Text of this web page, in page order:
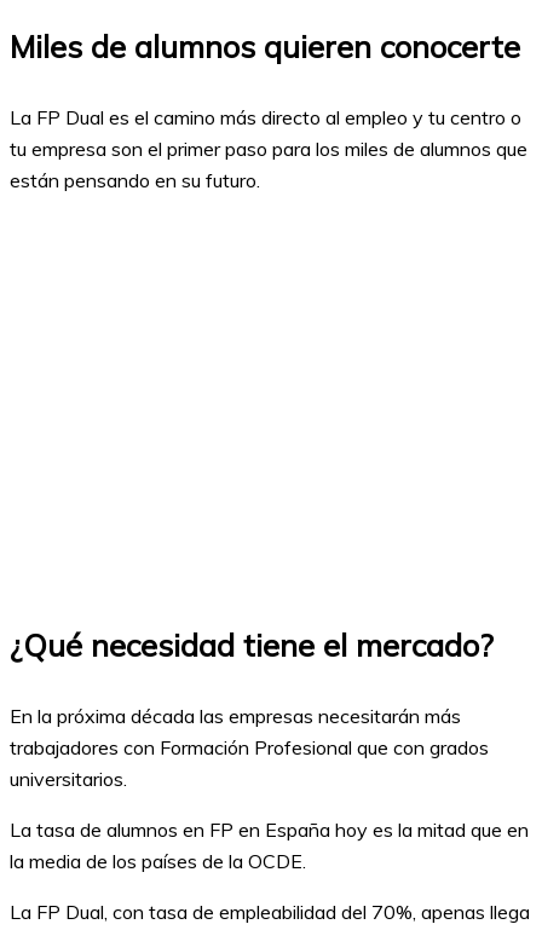
Miles de alumnos quieren conocerte
La FP Dual es el camino más directo al empleo y tu centro o
tu empresa son el primer paso para los miles de alumnos que
están pensando en su futuro.
¿Qué necesidad tiene el mercado?
En la próxima década las empresas necesitarán más
trabajadores con Formación Profesional que con grados
universitarios.
La tasa de alumnos en FP en España hoy es la mitad que en
la media de los países de la OCDE.
La FP Dual, con tasa de empleabilidad del 70%, apenas llega